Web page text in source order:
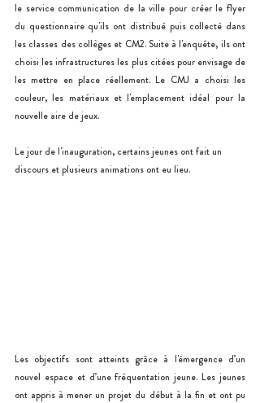
le service communication de la ville pour créer le flyer
du questionnaire qu'ils ont distribué puis collecté dans
les classes des collèges et CM2. Suite à l'enquête, ils ont
choisi les infrastructures les plus citées pour envisage de
les mettre en place réellement. Le CMJ a choisi les
couleur, les matériaux et l'emplacement idéal pour la
nouvelle aire de jeux.
Le jour de l'inauguration, certains jeunes ont fait un
discours et plusieurs animations ont eu lieu.
Les objectifs sont atteints grâce à l'émergence d’un
nouvel espace et d’une fréquentation jeune. Les jeunes
ont appris à mener un projet du début à la fin et ont pu